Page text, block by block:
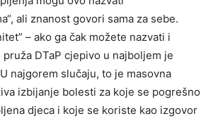
ali znanost govori sama za sebe.
– ako ga čak možete nazvati i
DTaP cjepivo u najboljem je
najgorem slučaju, to je masovna
izbijanje bolesti za koje se pogrešno
djeca i koje se koriste kao izgovor